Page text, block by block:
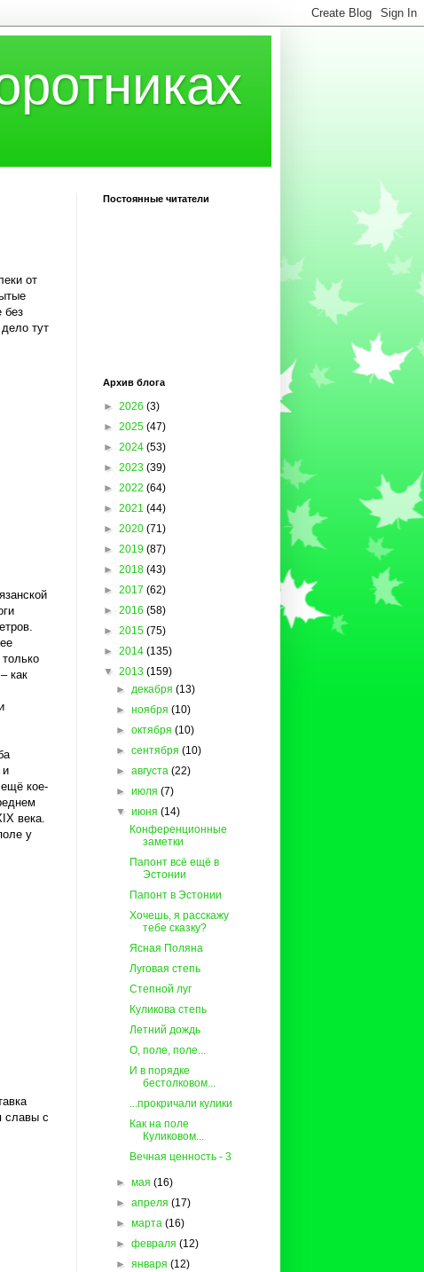
от
без
тут
как
и
кое-
века.
у
славы с
Постоянные читатели
Архив блога
► 2026 (3)
► 2025 (47)
► 2024 (53)
► 2023 (39)
► 2022 (64)
► 2021 (44)
► 2020 (71)
► 2019 (87)
► 2018 (43)
► 2017 (62)
► 2016 (58)
► 2015 (75)
► 2014 (135)
▼ 2013 (159)
►декабря(13)
►ноября(10)
►октября(10)
►сентября(10)
►августа(22)
►июля(7)
▼июня(14)
Конференционные
заметки
Папонт всё ещё в
Эстонии
Папонт в Эстонии
Хочешь, я расскажу
тебе сказку?
Ясная Поляна
Луговая степь
Степной луг
Куликова степь
Летний дождь
О, поле, поле...
И в порядке
бестолковом...
...прокричали кулики
Как на поле
Куликовом...
Вечная ценность - 3
►мая(16)
►апреля(17)
►марта(16)
►февраля(12)
►января(12)